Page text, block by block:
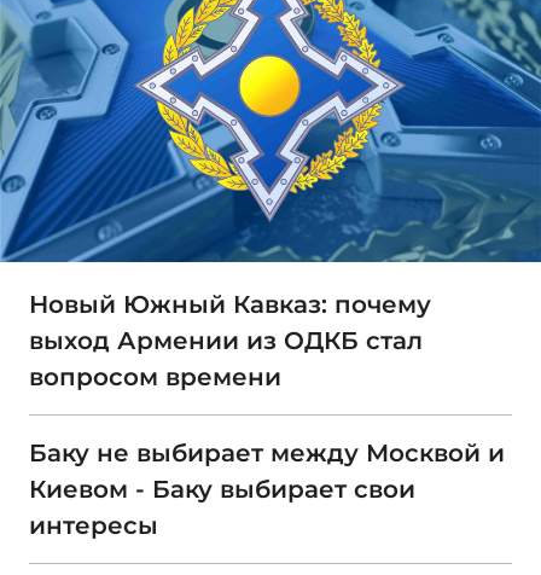
Новый Южный Кавказ: почему
выход Армении из ОДКБ стал
вопросом времени
Баку не выбирает между Москвой и
Киевом - Баку выбирает свои
интересы